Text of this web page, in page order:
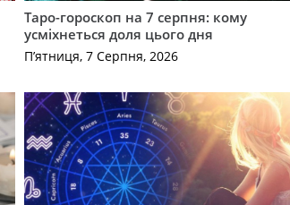
Таро-гороскоп на 7 серпня: кому
усміхнеться доля цього дня
П’ятниця, 7 Серпня, 2026